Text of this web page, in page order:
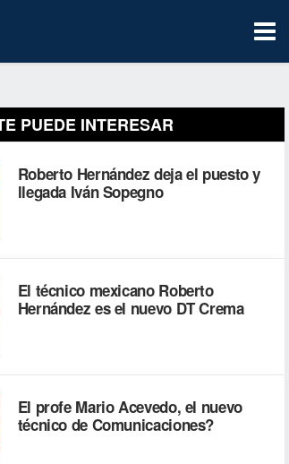
PUEDE INTERESAR
Roberto Hernández deja el puesto y
llegada Iván Sopegno
El técnico mexicano Roberto
Hernández es el nuevo DT Crema
El profe Mario Acevedo, el nuevo
técnico de Comunicaciones?